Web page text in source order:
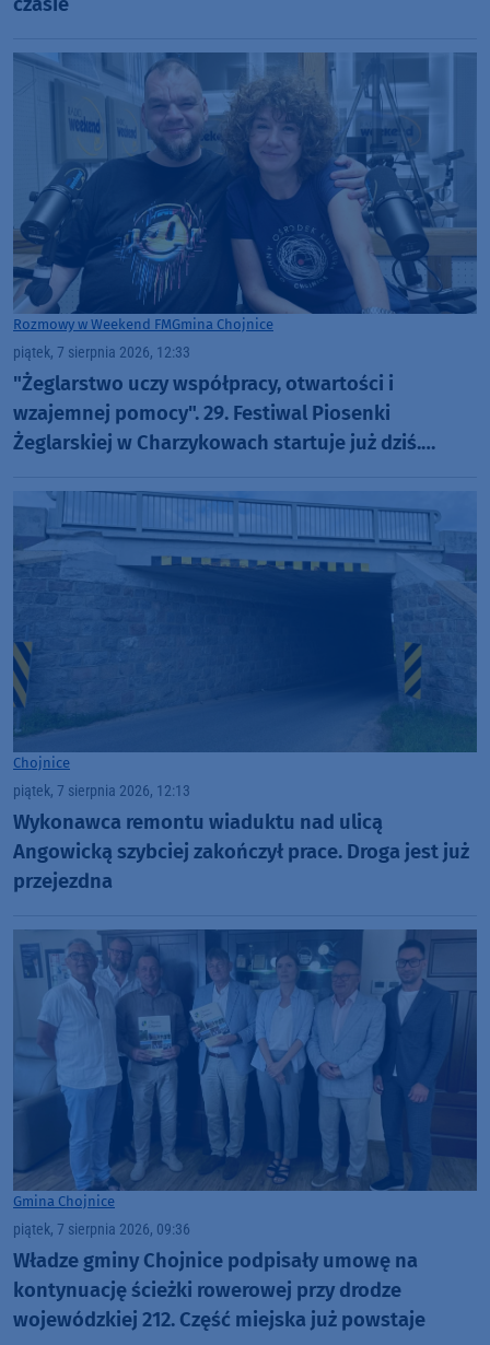
Rozmowy w Weekend FMGmina Chojnice
piątek, 7 sierpnia 2026, 12:33
"Żeglarstwo uczy współpracy, otwartości i
wzajemnej pomocy". 29. Festiwal Piosenki
Żeglarskiej w Charzykowach startuje już dziś.
Chojnice
piątek, 7 sierpnia 2026, 12:13
Wykonawca remontu wiaduktu nad ulicą
Angowicką szybciej zakończył prace. Droga jest już
przejezdna
Gmina Chojnice
piątek, 7 sierpnia 2026, 09:36
Władze gminy Chojnice podpisały umowę na
kontynuację ścieżki rowerowej przy drodze
wojewódzkiej 212. Część miejska już powstaje